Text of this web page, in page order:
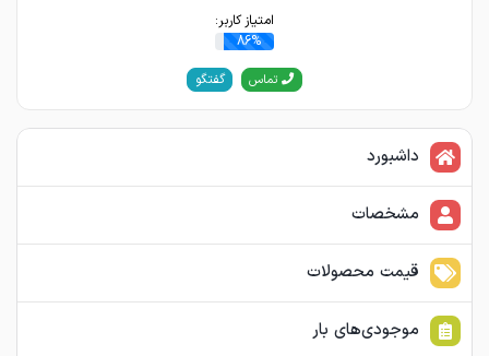
امتیاز کاربر:
86%
تماس گفتگو
داشبورد
مشخصات
قیمت محصولات
موجودی‌های بار